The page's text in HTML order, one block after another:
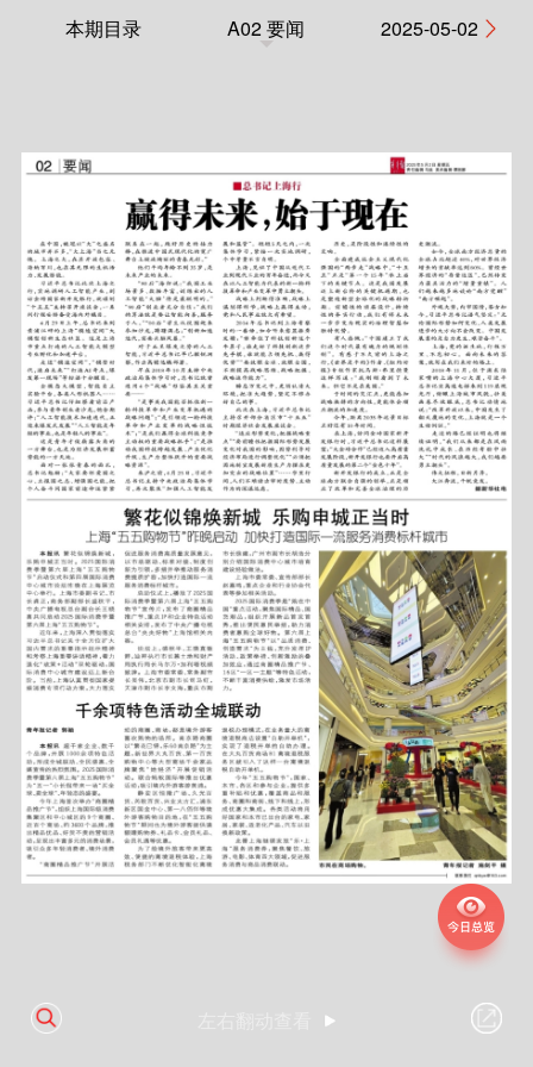
本期目录 A02 要闻 2025-05-02